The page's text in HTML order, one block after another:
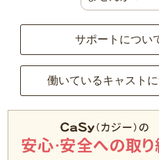
サポートについ
働いているキャスト